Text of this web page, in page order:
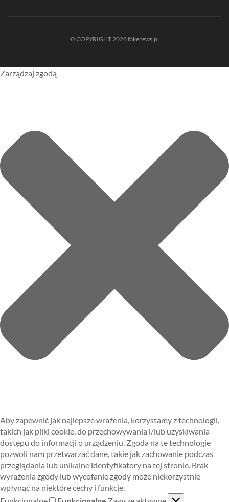
© COPYRIGHT 2026 fakenews.pl
Zarządzaj zgodą
Aby zapewnić jak najlepsze wrażenia, korzystamy z technologii,
takich jak pliki cookie, do przechowywania i/lub uzyskiwania
dostępu do informacji o urządzeniu. Zgoda na te technologie
pozwoli nam przetwarzać dane, takie jak zachowanie podczas
przeglądania lub unikalne identyfikatory na tej stronie. Brak
wyrażenia zgody lub wycofanie zgody może niekorzystnie
wpłynąć na niektóre cechy i funkcje.